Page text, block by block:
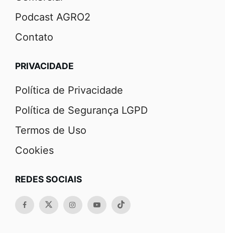
Podcast AGRO2
Contato
PRIVACIDADE
Política de Privacidade
Política de Segurança LGPD
Termos de Uso
Cookies
REDES SOCIAIS